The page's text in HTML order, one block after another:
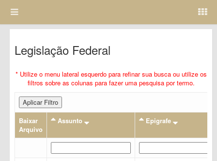
Legislação Federal
* Utilize o menu lateral esquerdo para refinar sua busca ou utilize os
filtros sobre as colunas para fazer uma pesquisa por termo.
Aplicar Filtro
Baixar
Arquivo
Assunto Epigrafe